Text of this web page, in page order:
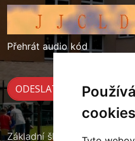
cookies
Přehrát audio kód
Základní škola Cerekvice